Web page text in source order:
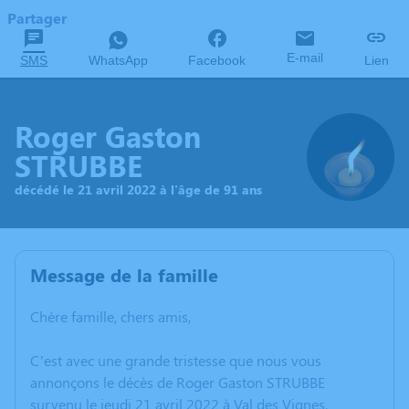
Partager
SMS WhatsApp Facebook E-mail Lien
Roger Gaston
STRUBBE
décédé le 21 avril 2022 à l'âge de 91 ans
Message de la famille
Chère famille, chers amis,
C’est avec une grande tristesse que nous vous
annonçons le décès de Roger Gaston STRUBBE
survenu le jeudi 21 avril 2022 à Val des Vignes.